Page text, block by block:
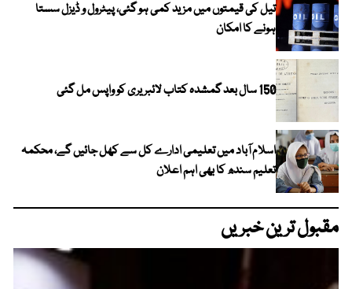
تیل کی قیمتوں میں مزید کمی ہو گئی، پیٹرول و ڈیزل سستا
ہونے کا امکان
150 سال بعد گمشدہ کتاب لائبریری کو واپس مل گئی
اسلام آباد میں تعلیمی ادارے کل سے کھل جائیں گے، محکمہ
تعلیم سندھ کا بھی اہم اعلان
مقبول ترین خبریں